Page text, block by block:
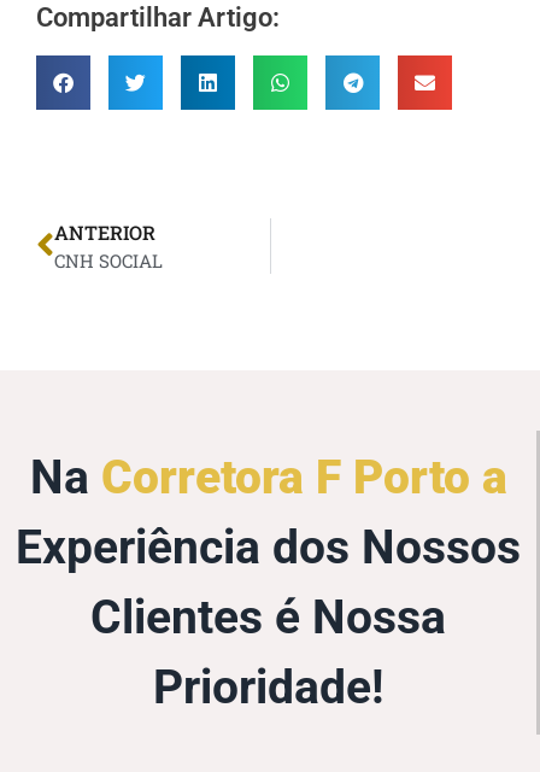
Compartilhar Artigo:
ANTERIOR
CNH SOCIAL
Na Corretora F Porto a
Experiência dos Nossos
Clientes é Nossa
Prioridade!